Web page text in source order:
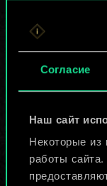
Согласие
Наш сайт
Некоторые из
работы